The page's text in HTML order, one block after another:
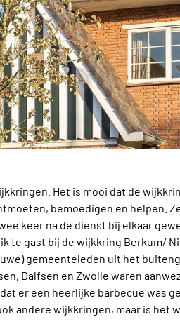
Het is mooi dat de
bemoedigen en helpen.
keer na de dienst bij elkaar
te gast bij de wijkkring Berkum/
gemeenteleden uit het
Dalfsen en Zwolle waren
er een heerlijke barbecue was
andere wijkkringen, maar is